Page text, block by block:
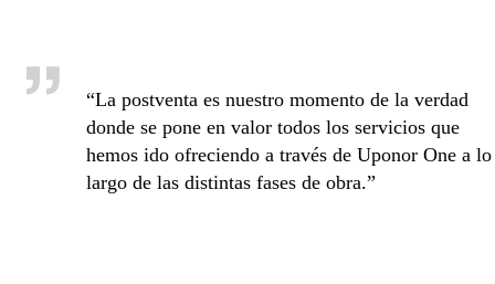
“La postventa es nuestro momento de la verdad
donde se pone en valor todos los servicios que
hemos ido ofreciendo a través de Uponor One a lo
largo de las distintas fases de obra.”